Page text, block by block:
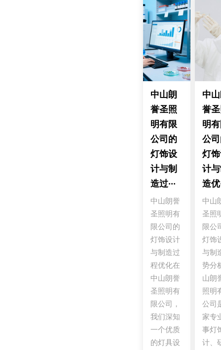
中山朗
誉圣照
明有限
公司的
灯饰设
计与制
造过···
中山朗誉
圣照明有
限公司的
灯饰设计
与制造过
程优化在
中山朗誉
圣照明有
限公司，
我们深知
一个优质
的灯具设
中
誉
明
公
灯
计
造优
中山
圣照
限公
灯饰
与制
势分
山朗
照明
公司
家专
事灯
计、